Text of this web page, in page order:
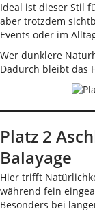
Ideal ist dieser Stil
aber trotzdem
Events oder im
Wer dunklere
Dadurch bleibt das
Platz 2
Balayage
Hier trifft
während fein
Besonders bei